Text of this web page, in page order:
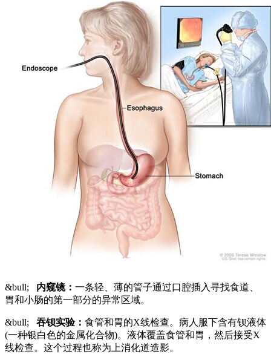
&bull; 内窥镜： 一条轻、薄的管子通过口腔插入寻找食道、
胃和小肠的第一部分的异常区域。
&bull; 吞钡实验： 食管和胃的X线检查。病人服下含有钡液体
(一种银白色的金属化合物)。液体覆盖食管和胃，然后接受X
线检查。这个过程也称为上消化道造影。